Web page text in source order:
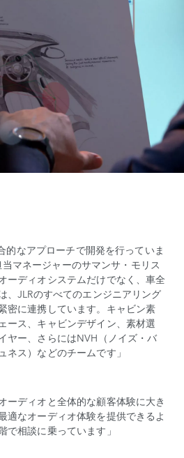
的なアプローチで開発を行っていま
マネージャーのサマンサ・モリス
ーディオシステムだけでなく、車全
、JLRのすべてのエンジニアリング
密に連携しています。キャビン素
ース、キャビンデザイン、素材選
ヤー、さらにはNVH（ノイズ・バ
ネス）などのチームです」
ーディオと全体的な顧客体験に大き
適なオーディオ体験を提供できるよ
で相談に乗っています」